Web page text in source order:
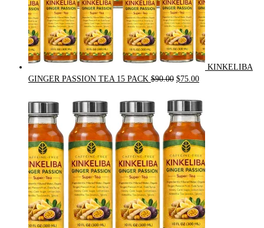
KINKELIBA
GINGER PASSION TEA 15 PACK $90.00 Original
was:
$90.00.
$75.00Current
is:
$75.00.